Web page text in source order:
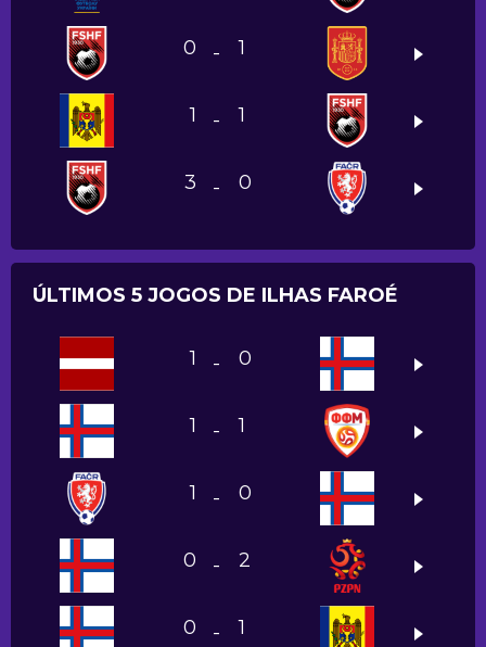
0 - 1
1 - 1
3 - 0
ÚLTIMOS 5 JOGOS DE ILHAS FAROÉ
1 - 0
1 - 1
1 - 0
0 - 2
0 - 1